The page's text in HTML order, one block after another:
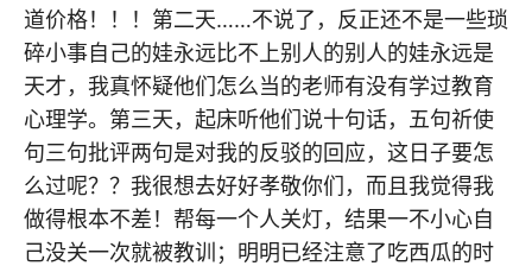
道价格！！！第二天……不说了，反正还不是一些琐
碎小事自己的娃永远比不上别人的别人的娃永远是
天才，我真怀疑他们怎么当的老师有没有学过教育
心理学。第三天，起床听他们说十句话，五句祈使
句三句批评两句是对我的反驳的回应，这日子要怎
么过呢？？我很想去好好孝敬你们，而且我觉得我
做得根本不差！帮每一个人关灯，结果一不小心自
己没关一次就被教训；明明已经注意了吃西瓜的时